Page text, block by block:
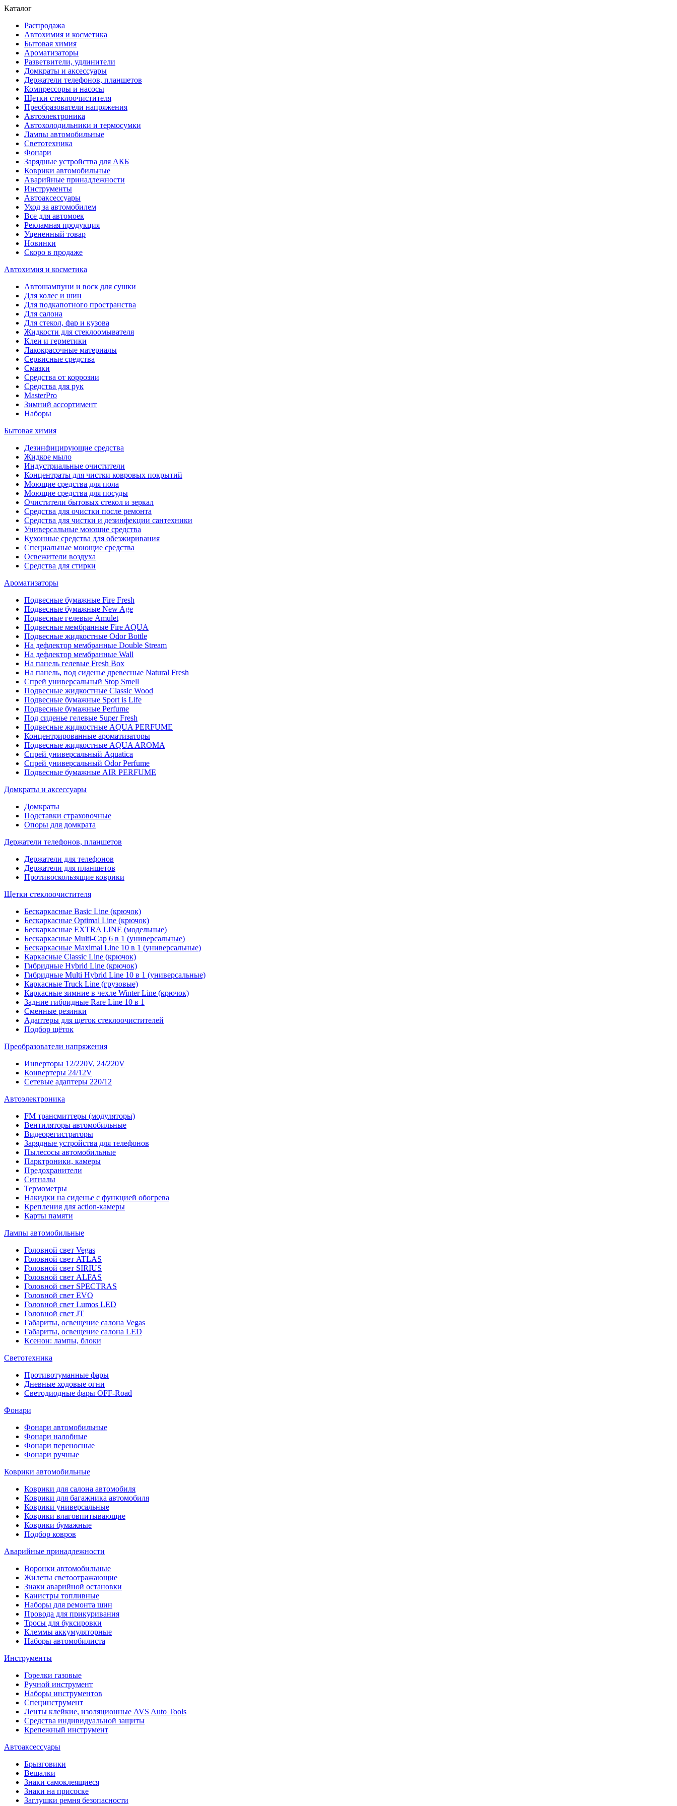
Каталог
Распродажа
Автохимия и косметика
Бытовая химия
Ароматизаторы
Разветвители, удлинители
Домкраты и аксессуары
Держатели телефонов, планшетов
Компрессоры и насосы
Щетки стеклоочистителя
Преобразователи напряжения
Автоэлектроника
Автохолодильники и термосумки
Лампы автомобильные
Светотехника
Фонари
Зарядные устройства для АКБ
Коврики автомобильные
Аварийные принадлежности
Инструменты
Автоаксессуары
Уход за автомобилем
Все для автомоек
Рекламная продукция
Уцененный товар
Новинки
Скоро в продаже
Автохимия и косметика
Автошампуни и воск для сушки
Для колес и шин
Для подкапотного пространства
Для салона
Для стекол, фар и кузова
Жидкости для стеклоомывателя
Клеи и герметики
Лакокрасочные материалы
Сервисные средства
Смазки
Средства от коррозии
Средства для рук
MasterPro
Зимний ассортимент
Наборы
Бытовая химия
Дезинфицирующие средства
Жидкое мыло
Индустриальные очистители
Концентраты для чистки ковровых покрытий
Моющие средства для пола
Моющие средства для посуды
Очистители бытовых стекол и зеркал
Средства для очистки после ремонта
Средства для чистки и дезинфекции сантехники
Универсальные моющие средства
Кухонные средства для обезжиривания
Специальные моющие средства
Освежители воздуха
Средства для стирки
Ароматизаторы
Подвесные бумажные Fire Fresh
Подвесные бумажные New Age
Подвесные гелевые Amulet
Подвесные мембранные Fire AQUA
Подвесные жидкостные Odor Bottle
На дефлектор мембранные Double Stream
На дефлектор мембранные Wall
На панель гелевые Fresh Box
На панель, под сиденье древесные Natural Fresh
Спрей универсальный Stop Smell
Подвесные жидкостные Classic Wood
Подвесные бумажные Sport is Life
Подвесные бумажные Perfume
Под сиденье гелевые Super Fresh
Подвесные жидкостные AQUA PERFUME
Концентрированные ароматизаторы
Подвесные жидкостные AQUA AROMA
Спрей универсальный Aquatica
Спрей универсальный Odor Perfume
Подвесные бумажные AIR PERFUME
Домкраты и аксессуары
Домкраты
Подставки страховочные
Опоры для домкрата
Держатели телефонов, планшетов
Держатели для телефонов
Держатели для планшетов
Противоскользящие коврики
Щетки стеклоочистителя
Бескаркасные Basic Line (крючок)
Бескаркасные Optimal Line (крючок)
Бескаркасные EXTRA LINE (модельные)
Бескаркасные Multi-Cap 6 в 1 (универсальные)
Бескаркасные Maximal Line 10 в 1 (универсальные)
Каркасные Classic Line (крючок)
Гибридные Hybrid Line (крючок)
Гибридные Multi Hybrid Line 10 в 1 (универсальные)
Каркасные Truck Line (грузовые)
Каркасные зимние в чехле Winter Line (крючок)
Задние гибридные Rare Line 10 в 1
Сменные резинки
Адаптеры для щеток стеклоочистителей
Подбор щёток
Преобразователи напряжения
Инверторы 12/220V, 24/220V
Конвертеры 24/12V
Сетевые адаптеры 220/12
Автоэлектроника
FM трансмиттеры (модуляторы)
Вентиляторы автомобильные
Видеорегистраторы
Зарядные устройства для телефонов
Пылесосы автомобильные
Парктроники, камеры
Предохранители
Сигналы
Термометры
Накидки на сиденье с функцией обогрева
Крепления для action-камеры
Карты памяти
Лампы автомобильные
Головной свет Vegas
Головной свет ATLAS
Головной свет SIRIUS
Головной свет ALFAS
Головной свет SPECTRAS
Головной свет EVO
Головной свет Lumos LED
Головной свет JT
Габариты, освещение салона Vegas
Габариты, освещение салона LED
Ксенон: лампы, блоки
Светотехника
Противотуманные фары
Дневные ходовые огни
Светодиодные фары OFF-Road
Фонари
Фонари автомобильные
Фонари налобные
Фонари переносные
Фонари ручные
Коврики автомобильные
Коврики для салона автомобиля
Коврики для багажника автомобиля
Коврики универсальные
Коврики влаговпитывающие
Коврики бумажные
Подбор ковров
Аварийные принадлежности
Воронки автомобильные
Жилеты светоотражающие
Знаки аварийной остановки
Канистры топливные
Наборы для ремонта шин
Провода для прикуривания
Тросы для буксировки
Клеммы аккумуляторные
Наборы автомобилиста
Инструменты
Горелки газовые
Ручной инструмент
Наборы инструментов
Специнструмент
Ленты клейкие, изоляционные AVS Auto Tools
Средства индивидуальной защиты
Крепежный инструмент
Автоаксессуары
Брызговики
Вешалки
Знаки самоклеящиеся
Знаки на присоске
Заглушки ремня безопасности